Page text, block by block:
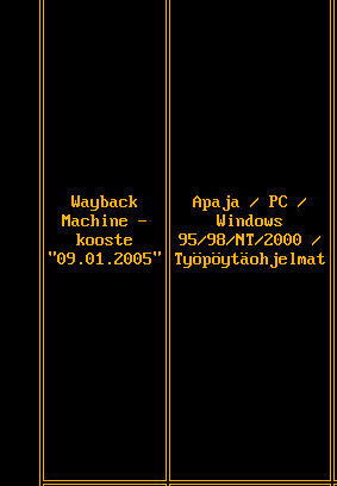
Wayback
Machine -
kooste
"09.01.2005"
Apaja / PC /
Windows
95/98/NT/2000 /
Työpöytäohjelmat